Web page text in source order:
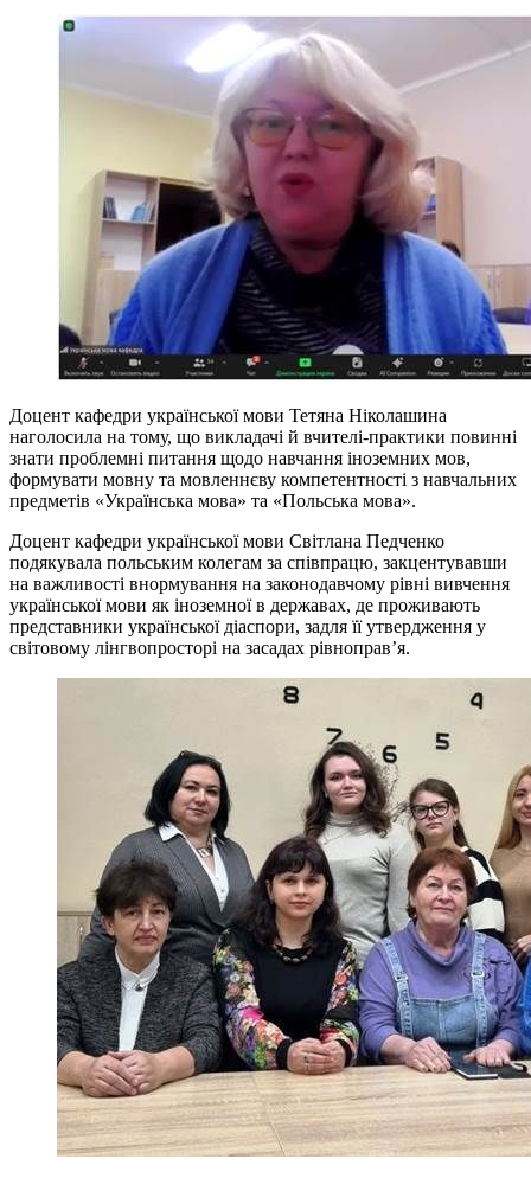
Доцент кафедри української мови Тетяна Ніколашина
наголосила на тому, що викладачі й вчителі-практики повинні
знати проблемні питання щодо навчання іноземних мов,
формувати мовну та мовленнєву компетентності з навчальних
предметів «Українська мова» та «Польська мова».
Доцент кафедри української мови Світлана Педченко
подякувала польським колегам за співпрацю, закцентувавши
на важливості внормування на законодавчому рівні вивчення
української мови як іноземної в державах, де проживають
представники української діаспори, задля її утвердження у
світовому лінгвопросторі на засадах рівноправ’я.